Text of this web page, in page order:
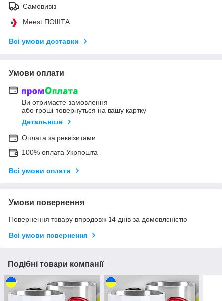
Самовивіз
Meest ПОШТА
Всі умови доставки
Умови оплати
Ви отримаєте замовлення
або гроші повернуться на вашу картку
Детальніше
Оплата за реквізитами
100% оплата Укрпошта
Всі умови оплати
Умови повернення
Повернення товару впродовж 14 днів за домовленістю
Всі умови повернення
Подібні товари компанії